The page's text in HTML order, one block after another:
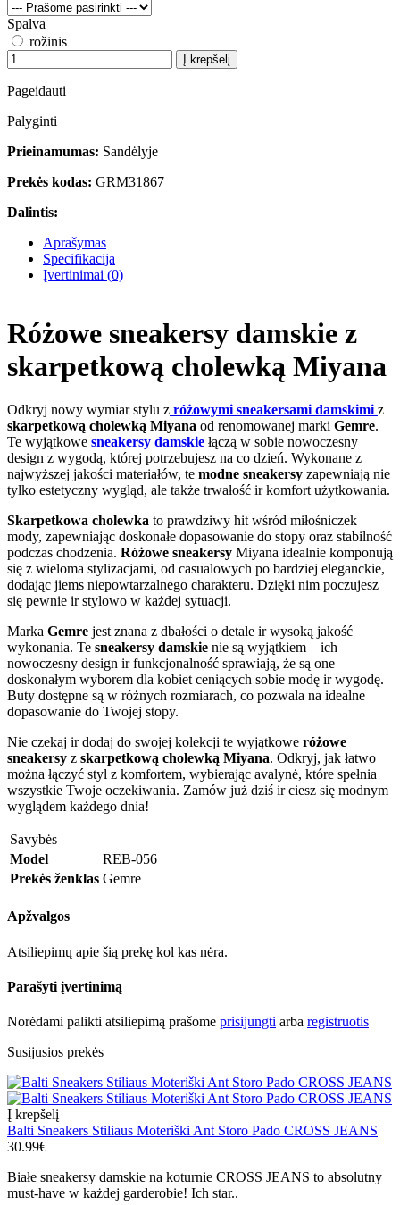
Spalva
rožinis
Į krepšelį
Pageidauti
Palyginti
Prieinamumas: Sandėlyje
Prekės kodas: GRM31867
Dalintis:
Aprašymas
Specifikacija
Įvertinimai (0)
Różowe sneakersy damskie z
skarpetkową cholewką Miyana
Odkryj nowy wymiar stylu z różowymi sneakersami damskimi z
skarpetkową cholewką Miyana od renomowanej marki Gemre.
Te wyjątkowe sneakersy damskie łączą w sobie nowoczesny
design z wygodą, której potrzebujesz na co dzień. Wykonane z
najwyższej jakości materiałów, te modne sneakersy zapewniają nie
tylko estetyczny wygląd, ale także trwałość ir komfort użytkowania.
Skarpetkowa cholewka to prawdziwy hit wśród miłośniczek
mody, zapewniając doskonałe dopasowanie do stopy oraz stabilność
podczas chodzenia. Różowe sneakersy Miyana idealnie komponują
się z wieloma stylizacjami, od casualowych po bardziej eleganckie,
dodając jiems niepowtarzalnego charakteru. Dzięki nim poczujesz
się pewnie ir stylowo w każdej sytuacji.
Marka Gemre jest znana z dbałości o detale ir wysoką jakość
wykonania. Te sneakersy damskie nie są wyjątkiem – ich
nowoczesny design ir funkcjonalność sprawiają, że są one
doskonałym wyborem dla kobiet ceniących sobie modę ir wygodę.
Buty dostępne są w różnych rozmiarach, co pozwala na idealne
dopasowanie do Twojej stopy.
Nie czekaj ir dodaj do swojej kolekcji te wyjątkowe różowe
sneakersy z skarpetkową cholewką Miyana. Odkryj, jak łatwo
można łączyć styl z komfortem, wybierając avalynė, które spełnia
wszystkie Twoje oczekiwania. Zamów już dziś ir ciesz się modnym
wyglądem każdego dnia!
Savybės
Model
REB-056
Prekės ženklas Gemre
Apžvalgos
Atsiliepimų apie šią prekę kol kas nėra.
Parašyti įvertinimą
Norėdami palikti atsiliepimą prašome prisijungti arba registruotis
Susijusios prekės
Į krepšelį
Balti Sneakers Stiliaus Moteriški Ant Storo Pado CROSS JEANS
30.99€
Białe sneakersy damskie na koturnie CROSS JEANS to absolutny
must-have w każdej garderobie! Ich star..